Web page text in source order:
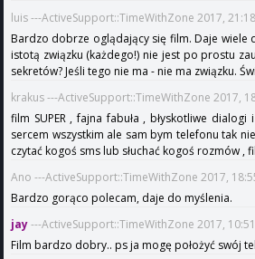
luis ---ActiveSupport::TimeWithZone 2017, 21:18
Bardzo dobrze oglądający się film. Daje wiele
istotą związku (każdego!) nie jest po prostu
sekretów? Jeśli tego nie ma - nie ma związku.
krakus ---ActiveSupport::TimeWithZone 2017,
film SUPER , fajna fabuła , błyskotliwe
sercem wszystkim ale sam bym telefonu tak nie
czytać kogoś sms lub słuchać kogoś rozmów ,
Ano ---ActiveSupport::TimeWithZone 2017,
Bardzo gorąco polecam, daje do myślenia.
jay---ActiveSupport::TimeWithZone 2017, 10:51
Film bardzo dobry.. ps ja mogę położyć swój